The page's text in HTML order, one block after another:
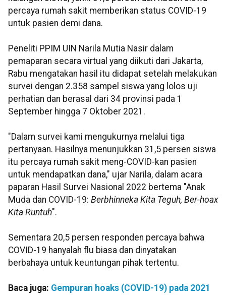
percaya rumah sakit memberikan status COVID-19
untuk pasien demi dana.
Peneliti PPIM UIN Narila Mutia Nasir dalam
pemaparan secara virtual yang diikuti dari Jakarta,
Rabu mengatakan hasil itu didapat setelah melakukan
survei dengan 2.358 sampel siswa yang lolos uji
perhatian dan berasal dari 34 provinsi pada 1
September hingga 7 Oktober 2021.
"Dalam survei kami mengukurnya melalui tiga
pertanyaan. Hasilnya menunjukkan 31,5 persen siswa
itu percaya rumah sakit meng-COVID-kan pasien
untuk mendapatkan dana," ujar Narila, dalam acara
paparan Hasil Survei Nasional 2022 bertema "Anak
Muda dan COVID-19: Berbhinneka Kita Teguh, Ber-hoax
Kita Runtuh".
Sementara 20,5 persen responden percaya bahwa
COVID-19 hanyalah flu biasa dan dinyatakan
berbahaya untuk keuntungan pihak tertentu.
Baca juga: Gempuran hoaks (COVID-19) pada 2021